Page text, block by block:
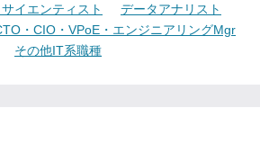
イエンティスト
データアナリスト
・CIO・VPoE・エンジニアリングMgr
その他IT系職種